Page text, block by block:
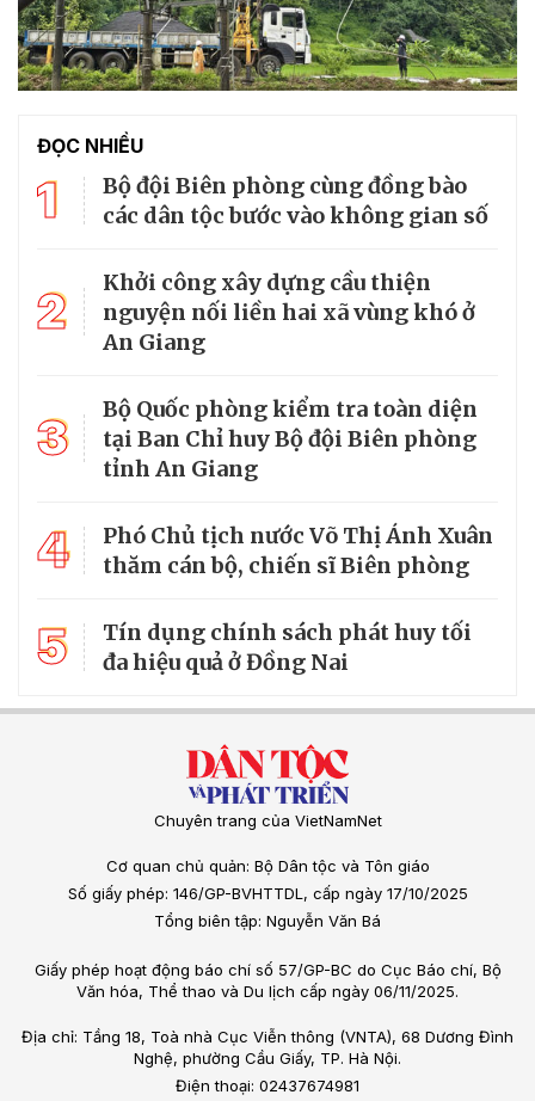
ĐỌC NHIỀU
1
Bộ đội Biên phòng cùng đồng bào
các dân tộc bước vào không gian số
2
Khởi công xây dựng cầu thiện
nguyện nối liền hai xã vùng khó ở
An Giang
3
Bộ Quốc phòng kiểm tra toàn diện
tại Ban Chỉ huy Bộ đội Biên phòng
tỉnh An Giang
4
Phó Chủ tịch nước Võ Thị Ánh Xuân
thăm cán bộ, chiến sĩ Biên phòng
5
Tín dụng chính sách phát huy tối
đa hiệu quả ở Đồng Nai
Chuyên trang của VietNamNet
Cơ quan chủ quản: Bộ Dân tộc và Tôn giáo
Số giấy phép: 146/GP-BVHTTDL, cấp ngày 17/10/2025
Tổng biên tập: Nguyễn Văn Bá
Giấy phép hoạt động báo chí số 57/GP-BC do Cục Báo chí, Bộ
Văn hóa, Thể thao và Du lịch cấp ngày 06/11/2025.
Địa chỉ: Tầng 18, Toà nhà Cục Viễn thông (VNTA), 68 Dương Đình
Nghệ, phường Cầu Giấy, TP. Hà Nội.
Điện thoại: 02437674981